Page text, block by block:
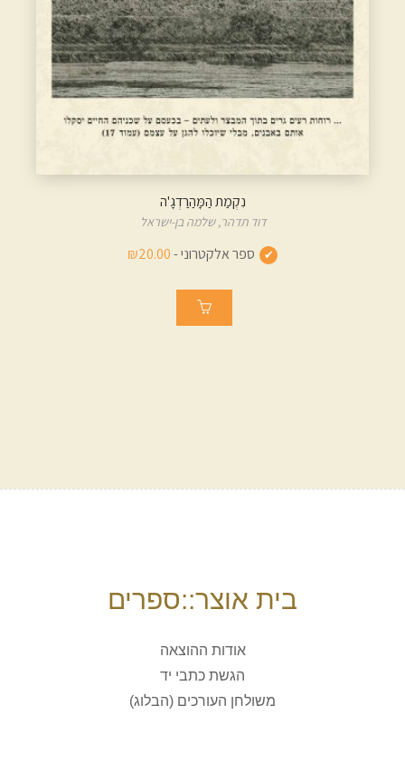
נִקְמַת הַמָּהַרַדְגָ'ה
דוד תדהר,שלמה בן-ישראל
ספר אלקטרוני -₪20.00
בית אוצר::ספרים
אודות ההוצאה
הגשת כתבי יד
משולחן העורכים (הבלוג)